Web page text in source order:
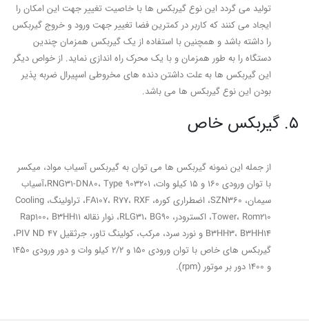
تولید می گردد این نوع گیربکس ها با خاصیت تغییر جهت این امکان را
ایجاد می کنند که کاربر در کمترین فضا تغییر جهت ورود و خروج گیربکس
را داشته باشد و همچنین با استفاده از یک گیربکس همزمان چندین
دستگاه را به طور همزمان و با یک محرک راه اندازی نماید. از خواص دیگر
این گیربکس ها به علت داشتن دنده های مخروطی اسپیرال ضربه پذیر
بودن این نوع گیربکس ها می باشد.
5. گیربکس خاص
از جمله این نمونه گیربکس ها می توان به گیربکس آسیاب مواد، میکسر
با توان ورودی 160 و 15 کیلو وات، RNG31-DN80، Type 903201،آسیاب
سیمان، SZN360، اضطراری کوره، FA107، R77، RXF، تراولینگ، Cooling
Tower، Rom210، اکسترودر، RLG31، BG90، نوار نقاله Rap100، B3HH11
B3HH3، B3HH14 و نورد سرد، مرکب، کولینگ تاور، جرثقیل PIV ND 47،
گیربکس های خاص با توان ورودی 150 و 2/2 کیلو وات و دور ورودی 1450
و 1400 دور بر موتور (rpm).